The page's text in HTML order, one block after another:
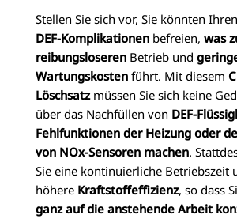
Stellen Sie sich vor, Sie könnten
DEF-Komplikationen befreien, was
reibungsloseren Betrieb und
Wartungskosten führt. Mit diesem
Löschsatz müssen Sie sich keine
über das Nachfüllen von DEF-
Fehlfunktionen der Heizung oder
von NOx-Sensoren machen.
Sie eine kontinuierliche Betriebszeit
höhere Kraftstoffeffizienz, so dass
ganz auf die anstehende Arbeit